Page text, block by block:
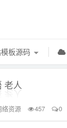
板源码
老人
络资源 457 0